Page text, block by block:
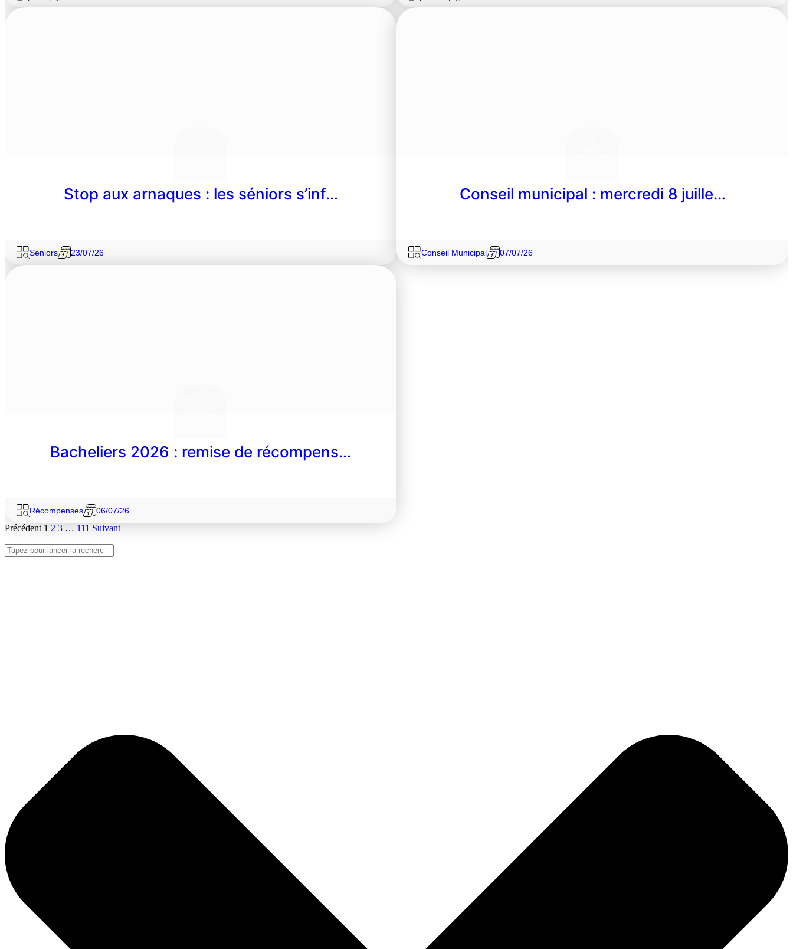
Stop aux arnaques : les séniors s’inf…
Seniors 23/07/26
Conseil municipal : mercredi 8 juille…
Conseil Municipal 07/07/26
Bacheliers 2026 : remise de récompens…
Récompenses 06/07/26
Précédent 1 2 3 … 111 Suivant